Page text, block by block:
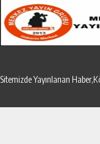
Sitemizde Yayınlanan